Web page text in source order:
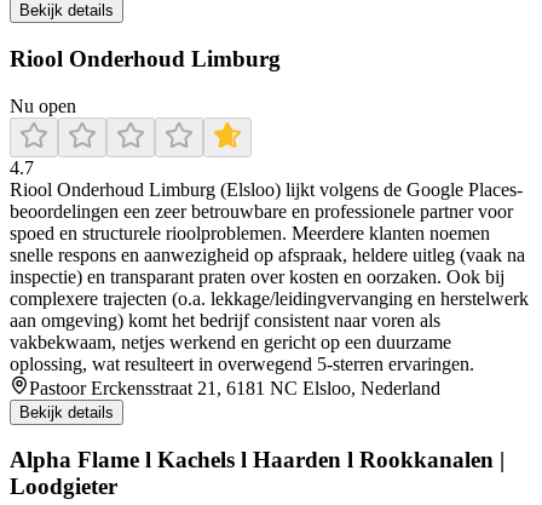
Bekijk details
Riool Onderhoud Limburg
Nu open
4.7
Riool Onderhoud Limburg (Elsloo) lijkt volgens de Google Places-
beoordelingen een zeer betrouwbare en professionele partner voor
spoed en structurele rioolproblemen. Meerdere klanten noemen
snelle respons en aanwezigheid op afspraak, heldere uitleg (vaak na
inspectie) en transparant praten over kosten en oorzaken. Ook bij
complexere trajecten (o.a. lekkage/leidingvervanging en herstelwerk
aan omgeving) komt het bedrijf consistent naar voren als
vakbekwaam, netjes werkend en gericht op een duurzame
oplossing, wat resulteert in overwegend 5-sterren ervaringen.
Pastoor Erckensstraat 21, 6181 NC Elsloo, Nederland
Bekijk details
Alpha Flame l Kachels l Haarden l Rookkanalen |
Loodgieter